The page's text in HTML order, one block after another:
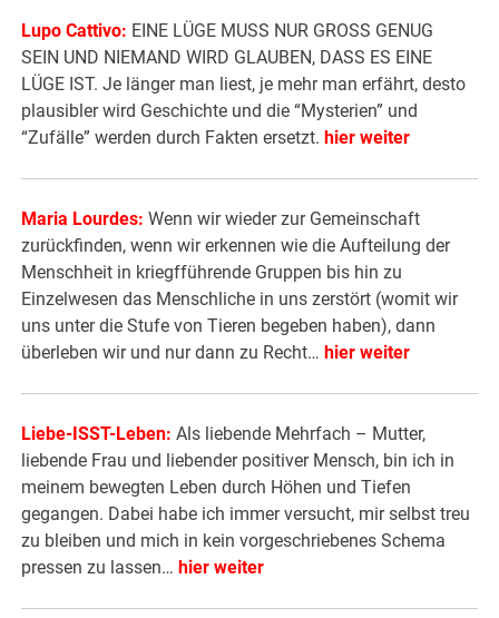
Lupo Cattivo: EINE LÜGE MUSS NUR GROSS GENUG
SEIN UND NIEMAND WIRD GLAUBEN, DASS ES EINE
LÜGE IST. Je länger man liest, je mehr man erfährt, desto
plausibler wird Geschichte und die “Mysterien” und
“Zufälle” werden durch Fakten ersetzt. hier weiter
Maria Lourdes: Wenn wir wieder zur Gemeinschaft
zurückfinden, wenn wir erkennen wie die Aufteilung der
Menschheit in kriegfführende Gruppen bis hin zu
Einzelwesen das Menschliche in uns zerstört (womit wir
uns unter die Stufe von Tieren begeben haben), dann
überleben wir und nur dann zu Recht… hier weiter
Liebe-ISST-Leben: Als liebende Mehrfach – Mutter,
liebende Frau und liebender positiver Mensch, bin ich in
meinem bewegten Leben durch Höhen und Tiefen
gegangen. Dabei habe ich immer versucht, mir selbst treu
zu bleiben und mich in kein vorgeschriebenes Schema
pressen zu lassen… hier weiter